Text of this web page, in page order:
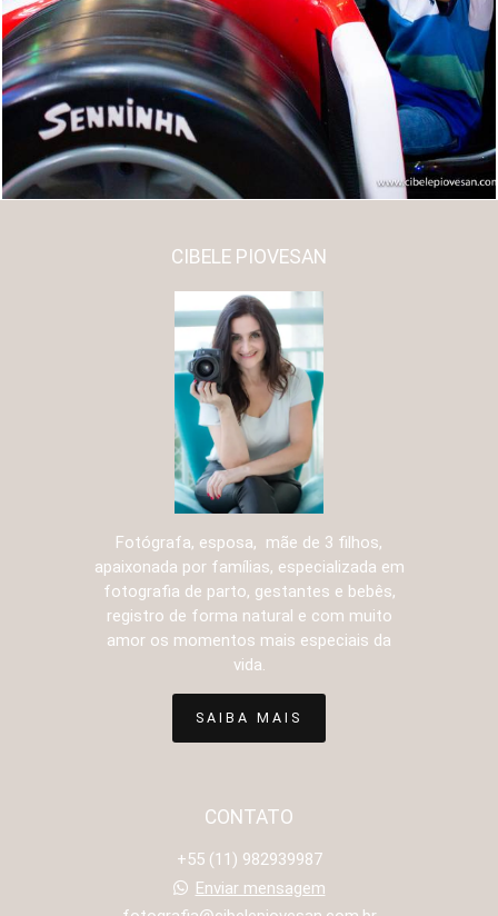
1931 0
CIBELE PIOVESAN
Fotógrafa, esposa, mãe de 3 filhos,
apaixonada por famílias, especializada em
fotografia de parto, gestantes e bebês,
registro de forma natural e com muito
amor os momentos mais especiais da
vida.
SAIBA MAIS
CONTATO
+55 (11) 982939987
Enviar mensagem